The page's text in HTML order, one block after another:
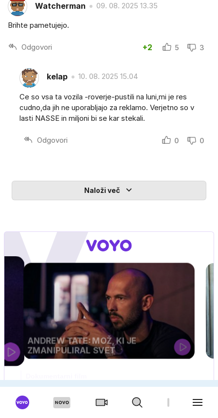
Watcherman 09. 08. 2025 13.35
Brihte pametujejo.
Odgovori +2 5 3
kelap 10. 08. 2025 15.04
Ce so vsa ta vozila -roverje-pustili na luni,mi je res
cudno,da jih ne uporabljajo za reklamo. Verjetno so v
lasti NASSE in miljoni bi se kar stekali.
Odgovori 0 0
Naloži več